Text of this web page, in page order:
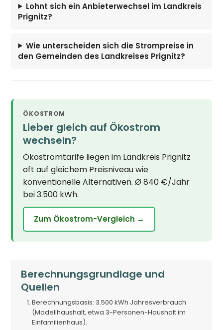
Lohnt sich ein Anbieterwechsel im Landkreis
Prignitz?
Wie unterscheiden sich die Strompreise in
den Gemeinden des Landkreises Prignitz?
ÖKOSTROM
Lieber gleich auf Ökostrom
wechseln?
Ökostromtarife liegen im Landkreis Prignitz
oft auf gleichem Preisniveau wie
konventionelle Alternativen. Ø 840 €/Jahr
bei 3.500 kWh.
Zum Ökostrom-Vergleich →
Berechnungsgrundlage und
Quellen
Berechnungsbasis: 3.500 kWh Jahresverbrauch
(Modellhaushalt, etwa 3-Personen-Haushalt im
Einfamilienhaus).